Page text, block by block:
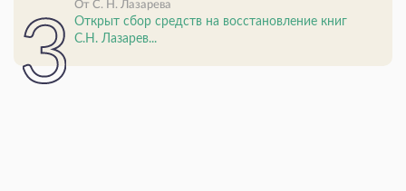
От С. Н. Лазарева
Открыт сбор средств на восстановление книг
С.Н. Лазарев...